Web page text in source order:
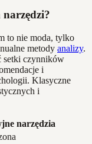
to nie moda, tylko
metody analizy.
setki czynników
i
Klasyczne
i
narzędzia